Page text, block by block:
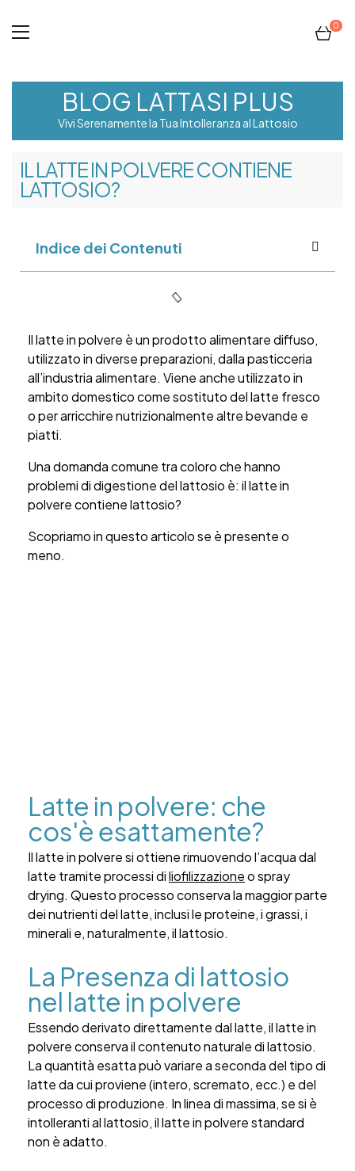
0
BLOG LATTASI PLUS
Vivi Serenamente la Tua Intolleranza al Lattosio
IL LATTE IN POLVERE CONTIENE
LATTOSIO?
Indice dei Contenuti
Il latte in polvere è un prodotto alimentare diffuso,
utilizzato in diverse preparazioni, dalla pasticceria
all’industria alimentare. Viene anche utilizzato in
ambito domestico come sostituto del latte fresco
o per arricchire nutrizionalmente altre bevande e
piatti.
Una domanda comune tra coloro che hanno
problemi di digestione del lattosio è: il latte in
polvere contiene lattosio?
Scopriamo in questo articolo se è presente o
meno.
Latte in polvere: che
cos'è esattamente?
Il latte in polvere si ottiene rimuovendo l’acqua dal
latte tramite processi diliofilizzazioneo spray
drying. Questo processo conserva la maggior parte
dei nutrienti del latte, inclusi le proteine, i grassi, i
minerali e, naturalmente, il lattosio.
La Presenza di lattosio
nel latte in polvere
Essendo derivato direttamente dal latte, il latte in
polvere conserva il contenuto naturale di lattosio.
La quantità esatta può variare a seconda del tipo di
latte da cui proviene (intero, scremato, ecc.) e del
processo di produzione. In linea di massima, se si è
intolleranti al lattosio, il latte in polvere standard
non è adatto.